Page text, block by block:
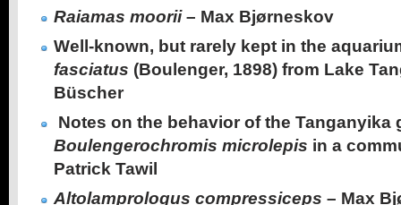
Raiamas moorii– Max Bjørneskov
Well-known, but rarely kept in the
fasciatus (Boulenger, 1898) from Lake
Büscher
Notes on the behavior of the Tanganyika
Boulengerochromis microlepis in a
Patrick Tawil
Altolamprologus compressiceps – Max